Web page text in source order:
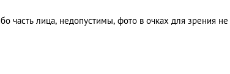
часть лица, недопустимы, фото в очках для зрения не